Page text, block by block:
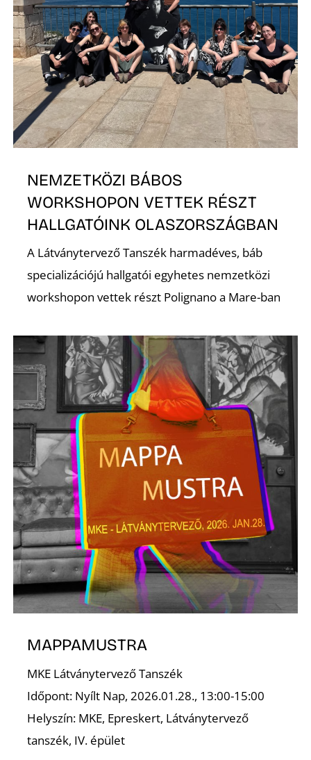
NEMZETKÖZI BÁBOS
WORKSHOPON VETTEK RÉSZT
HALLGATÓINK OLASZORSZÁGBAN
A Látványtervező Tanszék harmadéves, báb
specializációjú hallgatói egyhetes nemzetközi
workshopon vettek részt Polignano a Mare-ban
MAPPAMUSTRA
MKE Látványtervező Tanszék
Időpont: Nyílt Nap, 2026.01.28., 13:00-15:00
Helyszín: MKE, Epreskert, Látványtervező
tanszék, IV. épület